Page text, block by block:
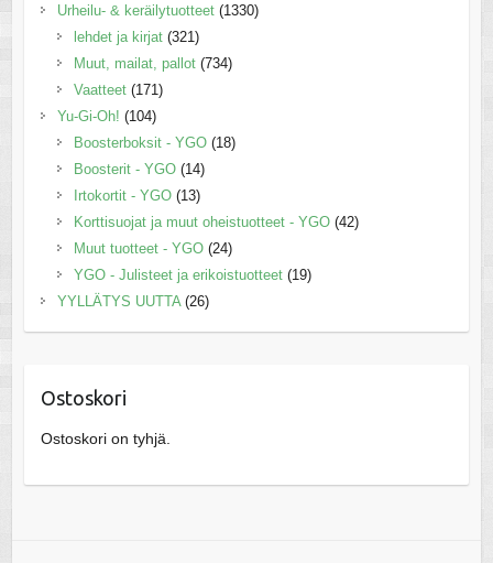
Urheilu- & keräilytuotteet (1330)
lehdet ja kirjat (321)
Muut, mailat, pallot (734)
Vaatteet (171)
Yu-Gi-Oh! (104)
Boosterboksit - YGO (18)
Boosterit - YGO (14)
Irtokortit - YGO (13)
Korttisuojat ja muut oheistuotteet - YGO (42)
Muut tuotteet - YGO (24)
YGO - Julisteet ja erikoistuotteet (19)
YYLLÄTYS UUTTA (26)
Ostoskori
Ostoskori on tyhjä.